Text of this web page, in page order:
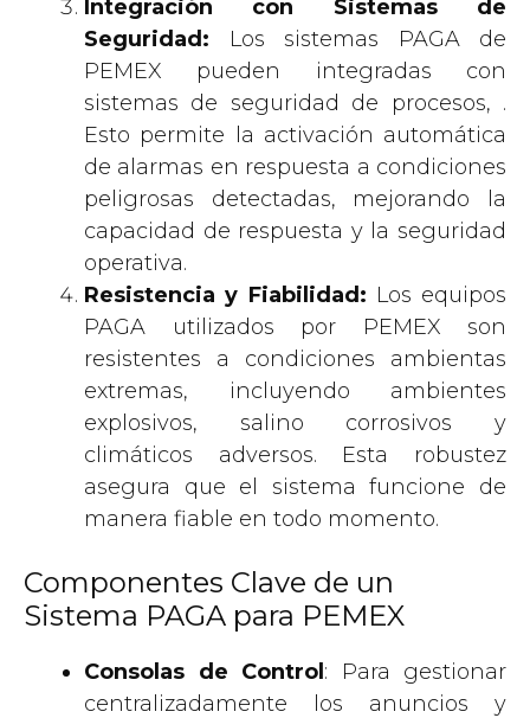
Integración con Sistemas de
Seguridad: Los sistemas PAGA de
PEMEX pueden integradas con
sistemas de seguridad de procesos, .
Esto permite la activación automática
de alarmas en respuesta a condiciones
peligrosas detectadas, mejorando la
capacidad de respuesta y la seguridad
operativa.
Resistencia y Fiabilidad: Los equipos
PAGA utilizados por PEMEX son
resistentes a condiciones ambientas
extremas, incluyendo ambientes
explosivos, salino corrosivos y
climáticos adversos. Esta robustez
asegura que el sistema funcione de
manera fiable en todo momento.
Componentes Clave de un
Sistema PAGA para PEMEX
Consolas de Control : Para gestionar
centralizadamente los anuncios y